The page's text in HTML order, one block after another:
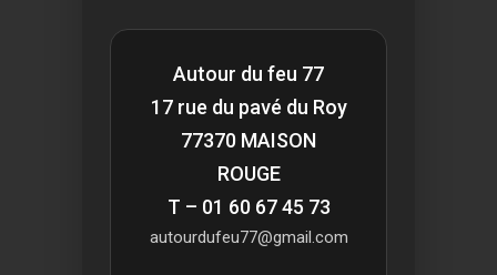
Autour du feu 77
17 rue du pavé du Roy
77370 MAISON
ROUGE
T – 01 60 67 45 73
autourdufeu77@gmail.com